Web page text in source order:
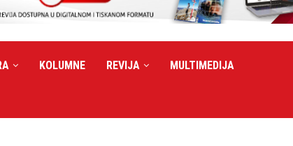
KOLUMNE REVIJA MULTIMEDIJA